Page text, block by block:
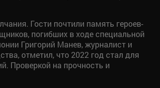
Гости почтили память героев-
погибших в ходе специальной
Григорий Манев, журналист и
отметил, что 2022 год стал для
Проверкой на прочность и